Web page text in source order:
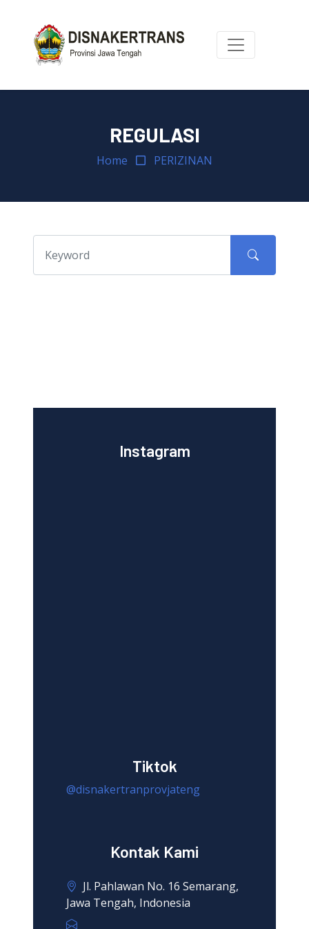
REGULASI
Home PERIZINAN
Instagram
Tiktok
@disnakertranprovjateng
Kontak Kami
Jl. Pahlawan No. 16 Semarang,
Jawa Tengah, Indonesia